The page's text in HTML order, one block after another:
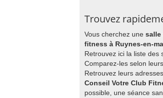
Trouvez
Vous cherchez une salle
fitness à Ruynes-en-
Retrouvez ici la liste des
Comparez-les selon
Retrouvez leurs
Conseil Votre Club
possible, une séance